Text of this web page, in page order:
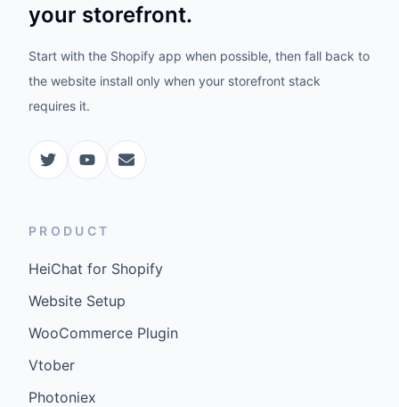
your storefront.
Start with the Shopify app when possible, then fall back to
the website install only when your storefront stack
requires it.
PRODUCT
HeiChat for Shopify
Website Setup
WooCommerce Plugin
Vtober
Photoniex